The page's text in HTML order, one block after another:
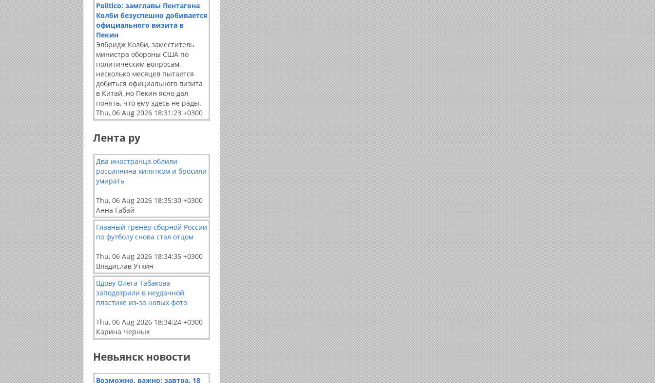
Politico: замглавы Пентагона
Колби безуспешно добивается
официального визита в
Пекин
Элбридж Колби, заместитель
министра обороны США по
политическим вопросам,
несколько месяцев пытается
добиться официального визита
в Китай, но Пекин ясно дал
понять, что ему здесь не рады.
Thu, 06 Aug 2026 18:31:23 +0300
Лента ру
Два иностранца облили
россиянина кипятком и бросили
умирать
Thu, 06 Aug 2026 18:35:30 +0300
Анна Габай
Главный тренер сборной России
по футболу снова стал отцом
Thu, 06 Aug 2026 18:34:35 +0300
Владислав Уткин
Вдову Олега Табакова
заподозрили в неудачной
пластике из-за новых фото
Thu, 06 Aug 2026 18:34:24 +0300
Карина Черных
Невьянск новости
Возможно, важно: завтра, 18